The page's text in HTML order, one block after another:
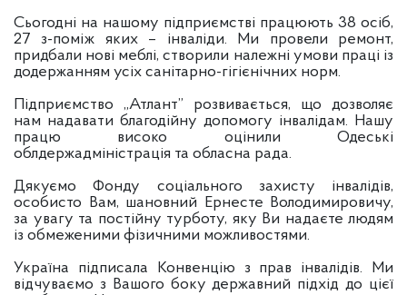
Сьогодні на нашому підприємстві працюють 38 осіб,
27 з-поміж яких – інваліди. Ми провели ремонт,
придбали нові меблі, створили належні умови праці із
додержанням усіх санітарно-гігієнічних норм.
Підприємство „Атлант” розвивається, що дозволяє
нам надавати благодійну допомогу інвалідам. Нашу
працю високо оцінили Одеські
облдержадміністрація та обласна рада.
Дякуємо Фонду соціального захисту інвалідів,
особисто Вам, шановний Ернесте Володимировичу,
за увагу та постійну турботу, яку Ви надаєте людям
із обмеженими фізичними можливостями.
Україна підписала Конвенцію з прав інвалідів. Ми
відчуваємо з Вашого боку державний підхід до цієї